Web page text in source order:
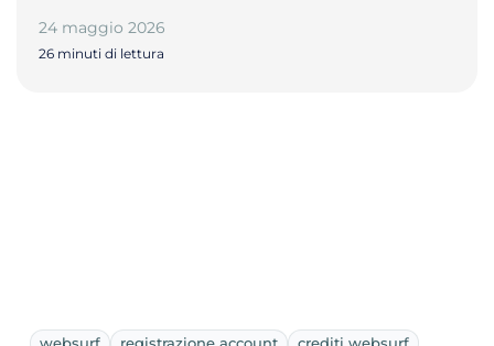
24 maggio 2026
26 minuti di lettura